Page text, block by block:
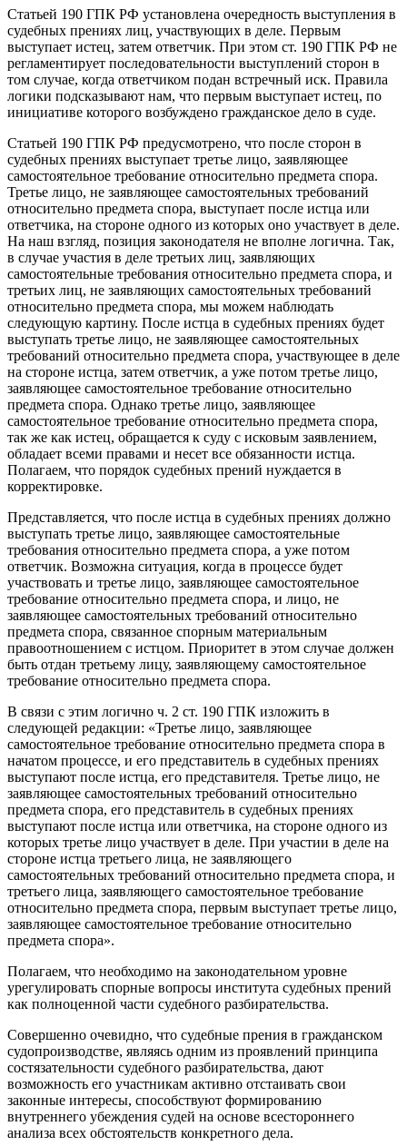
Статьей 190 ГПК РФ установлена очередность выступления в
судебных прениях лиц, участвующих в деле. Первым
выступает истец, затем ответчик. При этом ст. 190 ГПК РФ не
регламентирует последовательности выступлений сторон в
том случае, когда ответчиком подан встречный иск. Правила
логики подсказывают нам, что первым выступает истец, по
инициативе которого возбуждено гражданское дело в суде.
Статьей 190 ГПК РФ предусмотрено, что после сторон в
судебных прениях выступает третье лицо, заявляющее
самостоятельное требование относительно предмета спора.
Третье лицо, не заявляющее самостоятельных требований
относительно предмета спора, выступает после истца или
ответчика, на стороне одного из которых оно участвует в деле.
На наш взгляд, позиция законодателя не вполне логична. Так,
в случае участия в деле третьих лиц, заявляющих
самостоятельные требования относительно предмета спора, и
третьих лиц, не заявляющих самостоятельных требований
относительно предмета спора, мы можем наблюдать
следующую картину. После истца в судебных прениях будет
выступать третье лицо, не заявляющее самостоятельных
требований относительно предмета спора, участвующее в деле
на стороне истца, затем ответчик, а уже потом третье лицо,
заявляющее самостоятельное требование относительно
предмета спора. Однако третье лицо, заявляющее
самостоятельное требование относительно предмета спора,
так же как истец, обращается к суду с исковым заявлением,
обладает всеми правами и несет все обязанности истца.
Полагаем, что порядок судебных прений нуждается в
корректировке.
Представляется, что после истца в судебных прениях должно
выступать третье лицо, заявляющее самостоятельные
требования относительно предмета спора, а уже потом
ответчик. Возможна ситуация, когда в процессе будет
участвовать и третье лицо, заявляющее самостоятельное
требование относительно предмета спора, и лицо, не
заявляющее самостоятельных требований относительно
предмета спора, связанное спорным материальным
правоотношением с истцом. Приоритет в этом случае должен
быть отдан третьему лицу, заявляющему самостоятельное
требование относительно предмета спора.
В связи с этим логично ч. 2 ст. 190 ГПК изложить в
следующей редакции: «Третье лицо, заявляющее
самостоятельное требование относительно предмета спора в
начатом процессе, и его представитель в судебных прениях
выступают после истца, его представителя. Третье лицо, не
заявляющее самостоятельных требований относительно
предмета спора, его представитель в судебных прениях
выступают после истца или ответчика, на стороне одного из
которых третье лицо участвует в деле. При участии в деле на
стороне истца третьего лица, не заявляющего
самостоятельных требований относительно предмета спора, и
третьего лица, заявляющего самостоятельное требование
относительно предмета спора, первым выступает третье лицо,
заявляющее самостоятельное требование относительно
предмета спора».
Полагаем, что необходимо на законодательном уровне
урегулировать спорные вопросы института судебных прений
как полноценной части судебного разбирательства.
Совершенно очевидно, что судебные прения в гражданском
судопроизводстве, являясь одним из проявлений принципа
состязательности судебного разбирательства, дают
возможность его участникам активно отстаивать свои
законные интересы, способствуют формированию
внутреннего убеждения судей на основе всестороннего
анализа всех обстоятельств конкретного дела.